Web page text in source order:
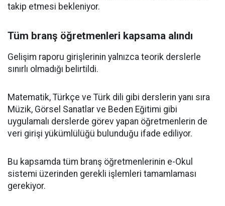
takip etmesi bekleniyor.
Tüm branş öğretmenleri kapsama alındı
Gelişim raporu girişlerinin yalnızca teorik derslerle
sınırlı olmadığı belirtildi.
Matematik, Türkçe ve Türk dili gibi derslerin yanı sıra
Müzik, Görsel Sanatlar ve Beden Eğitimi gibi
uygulamalı derslerde görev yapan öğretmenlerin de
veri girişi yükümlülüğü bulunduğu ifade ediliyor.
Bu kapsamda tüm branş öğretmenlerinin e-Okul
sistemi üzerinden gerekli işlemleri tamamlaması
gerekiyor.